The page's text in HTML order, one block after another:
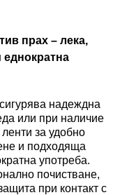
прах – лека,
еднократна
надеждна
или при наличие
за удобно
и подходяща
употреба.
почистване,
при контакт с